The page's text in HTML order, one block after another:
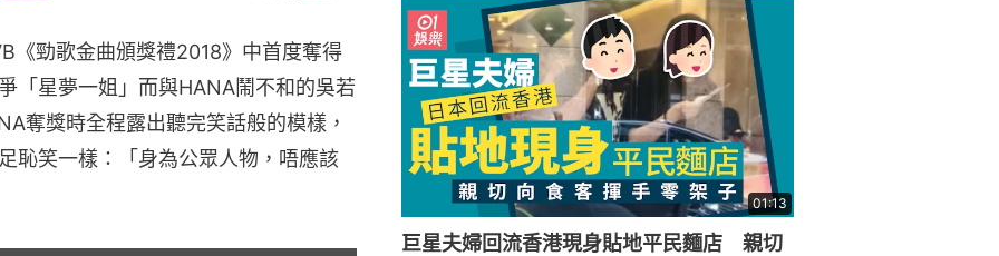
《勁歌金曲頒獎禮2018》中首度奪得
「星夢一姐」而與HANA鬧不和的吳若
奪獎時全程露出聽完笑話般的模樣，
恥笑一樣：「身為公眾人物，唔應該
01:13
巨星夫婦回流香港現身貼地平民麵店 親切